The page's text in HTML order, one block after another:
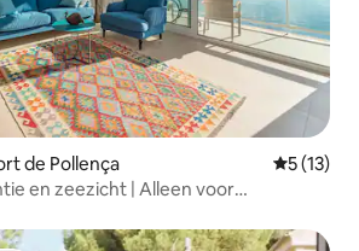
de Pollença
5 (13)
en zeezicht | Alleen voor